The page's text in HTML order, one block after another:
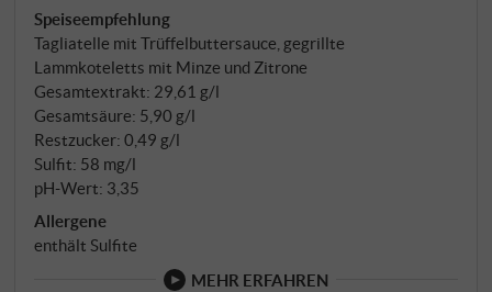
korrigieren.
Speiseempfehlung
Tagliatelle mit Trüffelbuttersauce, gegrillte
Lammkoteletts mit Minze und Zitrone
Gesamtextrakt: 29,61 g/l
Gesamtsäure: 5,90 g/l
Restzucker: 0,49 g/l
Sulfit: 58 mg/l
pH-Wert: 3,35
Allergene
enthält Sulfite
MEHR ERFAHREN